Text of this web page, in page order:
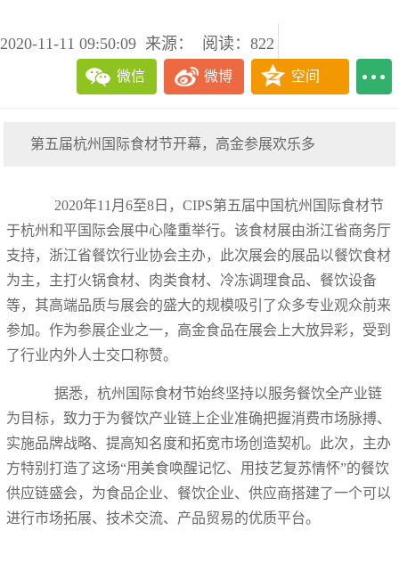
2020-11-11 09:50:09 来源： 阅读：822
微信 微博 空间
第五届杭州国际食材节开幕，高金参展欢乐多
2020年11月6至8日，CIPS第五届中国杭州国际食材节
于杭州和平国际会展中心隆重举行。该食材展由浙江省商务厅
支持，浙江省餐饮行业协会主办，此次展会的展品以餐饮食材
为主，主打火锅食材、肉类食材、冷冻调理食品、餐饮设备
等，其高端品质与展会的盛大的规模吸引了众多专业观众前来
参加。作为参展企业之一，高金食品在展会上大放异彩，受到
了行业内外人士交口称赞。
据悉，杭州国际食材节始终坚持以服务餐饮全产业链
为目标，致力于为餐饮产业链上企业准确把握消费市场脉搏、
实施品牌战略、提高知名度和拓宽市场创造契机。此次，主办
方特别打造了这场“用美食唤醒记忆、用技艺复苏情怀”的餐饮
供应链盛会，为食品企业、餐饮企业、供应商搭建了一个可以
进行市场拓展、技术交流、产品贸易的优质平台。